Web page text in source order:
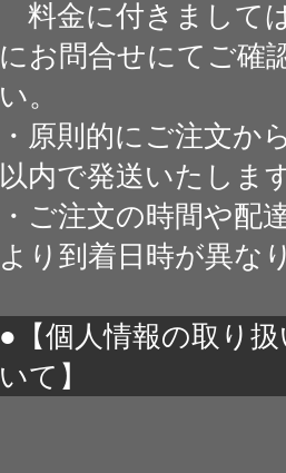
料金に付きまして
にお問合せにてご確
い。
・原則的にご注文か
以内で発送いたしま
・ご注文の時間や配
より到着日時が異な
●【個人情報の取り
いて】